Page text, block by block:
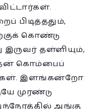
கொண்டு
இருவர் தள்ளியும்,
கொம்பைப்
இளங்கன்றோ
முரண்டு
அங்கு